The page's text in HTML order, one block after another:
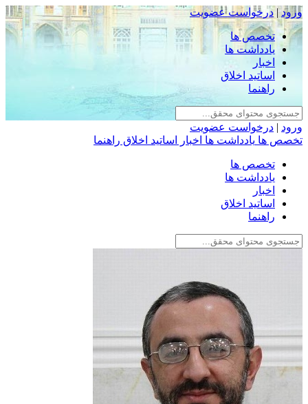
ورود| درخواست عضویت
تخصص ها
یادداشت ها
اخبار
اساتید اخلاق
راهنما
ورود | درخواست عضویت
تخصص ها یادداشت ها اخبار اساتید اخلاق راهنما
تخصص ها
یادداشت ها
اخبار
اساتید اخلاق
راهنما